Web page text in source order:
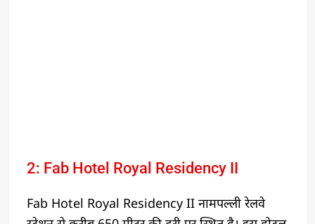
2: Fab Hotel Royal Residency II
Fab Hotel Royal Residency II नामपल्ली रेलवे